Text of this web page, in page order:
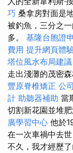
巧 桑拿房對面是
被釣魚，三分之
多。 基隆台胞證
費用 提升網頁體
塔位風水布局建議
走出淺灘的茂密
豐原脊椎矯正 公
計 助聽器補助 當
切割新花園並堆
廣學習中心 他於
在一次車禍中去
不久，我才經歷